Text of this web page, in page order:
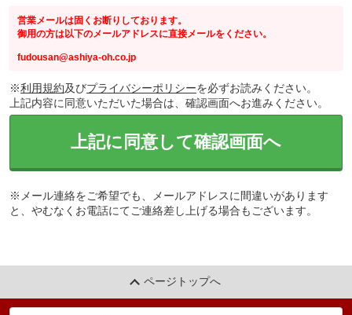
営業メールは固くお断りしております。
御用の方は以下のメールアドレスに直接メールをください。
fudousan@ashiya-oh.co.jp
※利用規約及びプライバシーポリシーを必ずお読みください。
上記内容に同意いただいた場合は、確認画面へお進みください。
上記に同意して確認画面へ
※メール連絡をご希望でも、メールアドレスに間違いがあります
と、やむなくお電話にてご連絡差し上げる場合もございます。
ページトップへ